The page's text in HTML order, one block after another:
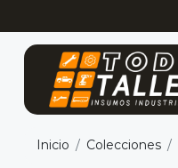
Inicio Colecciones